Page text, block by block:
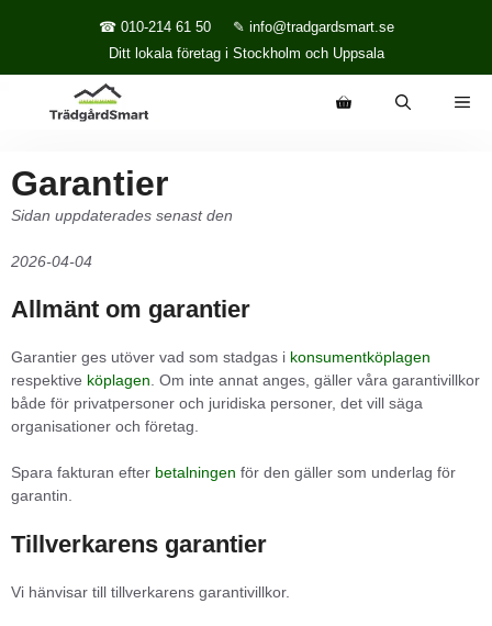
☎ 010-214 61 50
✎ info@tradgardsmart.se
Ditt lokala företag i Stockholm och Uppsala
Garantier
Sidan uppdaterades senast den
2026-04-04
Allmänt om garantier
Garantier ges utöver vad som stadgas i konsumentköplagen
respektive köplagen . Om inte annat anges, gäller våra garantivillkor
både för privatpersoner och juridiska personer, det vill säga
organisationer och företag.
Spara fakturan efter betalningen för den gäller som underlag för
garantin.
Tillverkarens garantier
Vi hänvisar till tillverkarens garantivillkor.